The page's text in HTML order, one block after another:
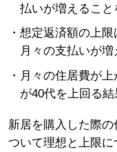
払いが増えること
想定返済額の上
月々の支払いが
月々の住居費が
が40代を上回る結
新居を購入した際
ついて理想と上限